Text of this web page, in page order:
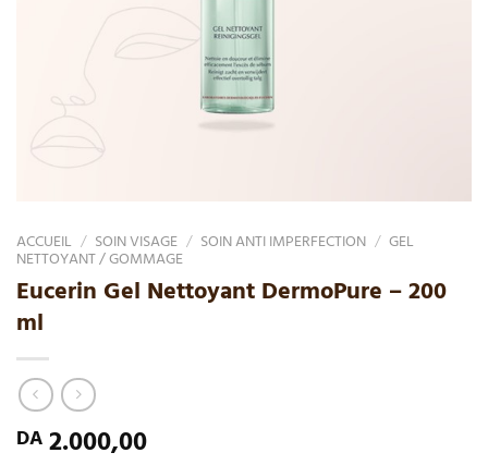
ACCUEIL / SOIN VISAGE / SOIN ANTI IMPERFECTION / GEL
NETTOYANT / GOMMAGE
Eucerin Gel Nettoyant DermoPure – 200
ml
DA 2.000,00